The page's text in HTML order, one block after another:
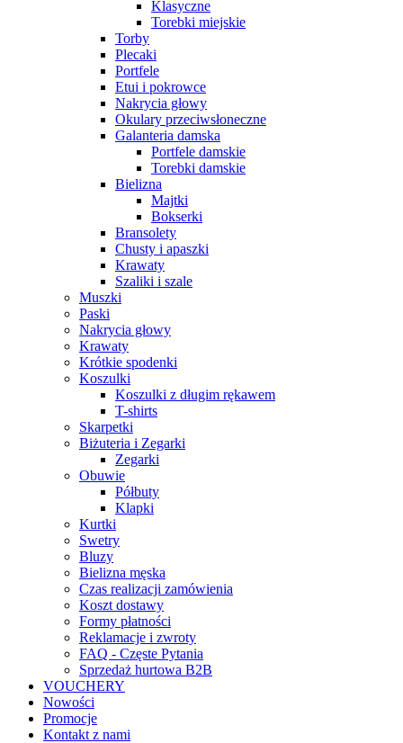
Klasyczne
Torebki miejskie
Torby
Plecaki
Portfele
Etui i pokrowce
Nakrycia głowy
Okulary przeciwsłoneczne
Galanteria damska
Portfele damskie
Torebki damskie
Bielizna
Majtki
Bokserki
Bransolety
Chusty i apaszki
Krawaty
Szaliki i szale
Muszki
Paski
Nakrycia głowy
Krawaty
Krótkie spodenki
Koszulki
Koszulki z długim rękawem
T-shirts
Skarpetki
Biżuteria i Zegarki
Zegarki
Obuwie
Półbuty
Klapki
Kurtki
Swetry
Bluzy
Bielizna męska
Czas realizacji zamówienia
Koszt dostawy
Formy płatności
Reklamacje i zwroty
FAQ - Częste Pytania
Sprzedaż hurtowa B2B
VOUCHERY
Nowości
Promocje
Kontakt z nami